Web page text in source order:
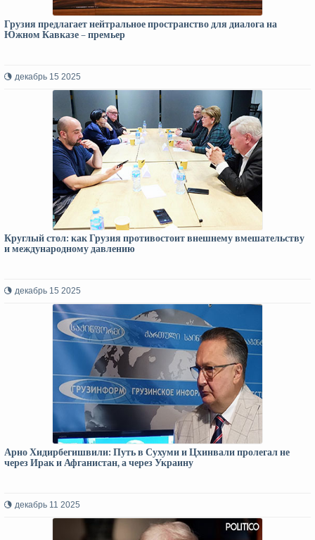
Грузия предлагает нейтральное пространство для диалога на
Южном Кавказе – премьер
декабрь 15 2025
Круглый стол: как Грузия противостоит внешнему вмешательству
и международному давлению
декабрь 15 2025
Арно Хидирбегишвили: Путь в Сухуми и Цхинвали пролегал не
через Ирак и Афганистан, а через Украину
декабрь 11 2025